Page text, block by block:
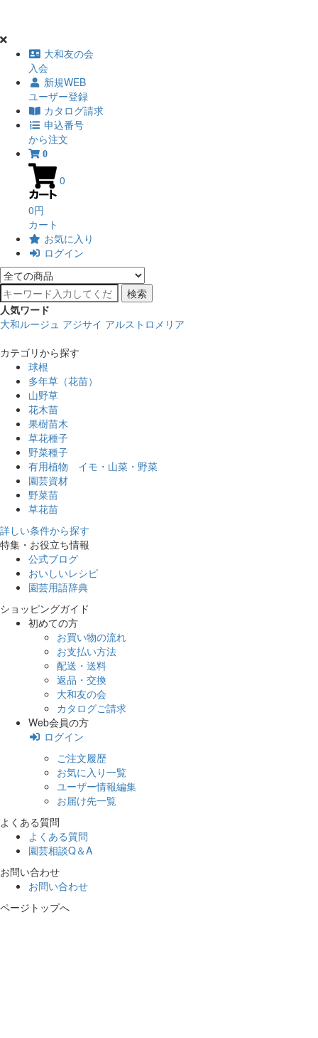
大和友の会
入会
新規WEB
ユーザー登録
カタログ請求
申込番号
から注文
0
0
0円
カート
お気に入り
ログイン
検索
人気ワード
大和ルージュ アジサイ アルストロメリア
カテゴリから探す
球根
多年草（花苗）
山野草
花木苗
果樹苗木
草花種子
野菜種子
有用植物 イモ・山菜・野菜
園芸資材
野菜苗
草花苗
詳しい条件から探す
特集・お役立ち情報
公式ブログ
おいしいレシピ
園芸用語辞典
ショッピングガイド
初めての方
お買い物の流れ
お支払い方法
配送・送料
返品・交換
大和友の会
カタログご請求
Web会員の方
ログイン
ご注文履歴
お気に入り一覧
ユーザー情報編集
お届け先一覧
よくある質問
よくある質問
園芸相談Q＆A
お問い合わせ
お問い合わせ
ページトップへ